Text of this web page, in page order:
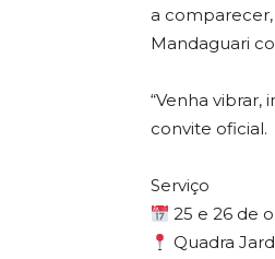
a
Mandaguari
“Venha
convite oficial.
Serviço
25 e 26 de
Quadra